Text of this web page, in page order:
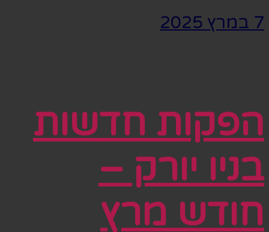
7 במרץ 2025
הפקות חדשות
בניו יורק –
חודש מרץ